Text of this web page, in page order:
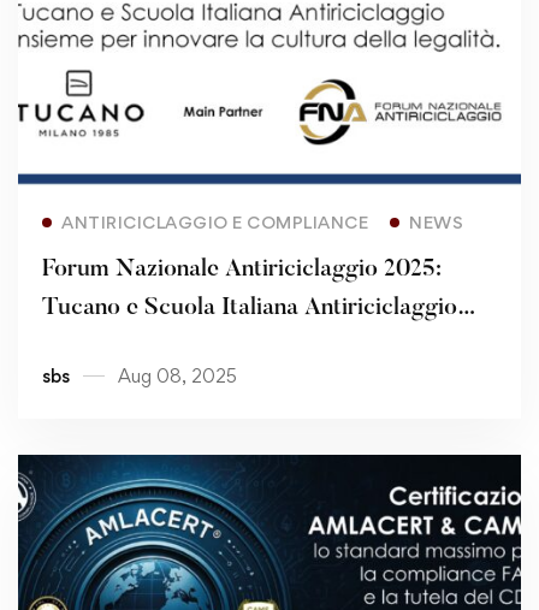
ANTIRICICLAGGIO E COMPLIANCE NEWS
Forum Nazionale Antiriciclaggio 2025:
Tucano e Scuola Italiana Antiriciclaggio
sbs Aug 08, 2025